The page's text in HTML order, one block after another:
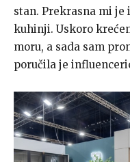
stan. Prekrasna mi je
kuhinji. Uskoro
moru, a sada sam
poručila je